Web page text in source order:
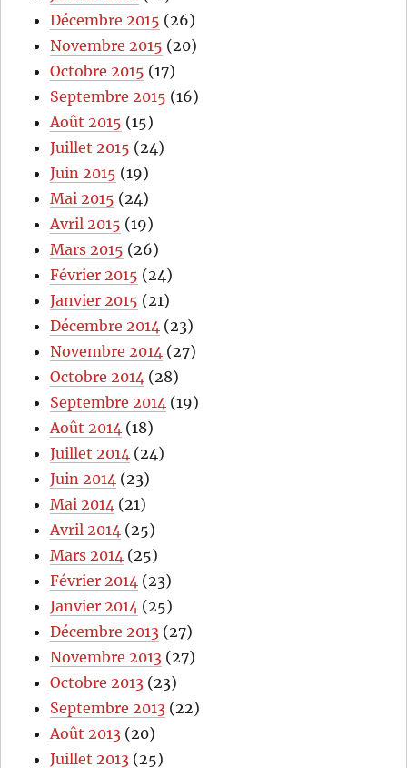
Décembre 2015 (26)
Novembre 2015 (20)
Octobre 2015 (17)
Septembre 2015 (16)
Août 2015 (15)
Juillet 2015 (24)
Juin 2015 (19)
Mai 2015 (24)
Avril 2015 (19)
Mars 2015 (26)
Février 2015 (24)
Janvier 2015 (21)
Décembre 2014 (23)
Novembre 2014 (27)
Octobre 2014 (28)
Septembre 2014 (19)
Août 2014 (18)
Juillet 2014 (24)
Juin 2014 (23)
Mai 2014 (21)
Avril 2014 (25)
Mars 2014 (25)
Février 2014 (23)
Janvier 2014 (25)
Décembre 2013 (27)
Novembre 2013 (27)
Octobre 2013 (23)
Septembre 2013 (22)
Août 2013 (20)
Juillet 2013 (25)